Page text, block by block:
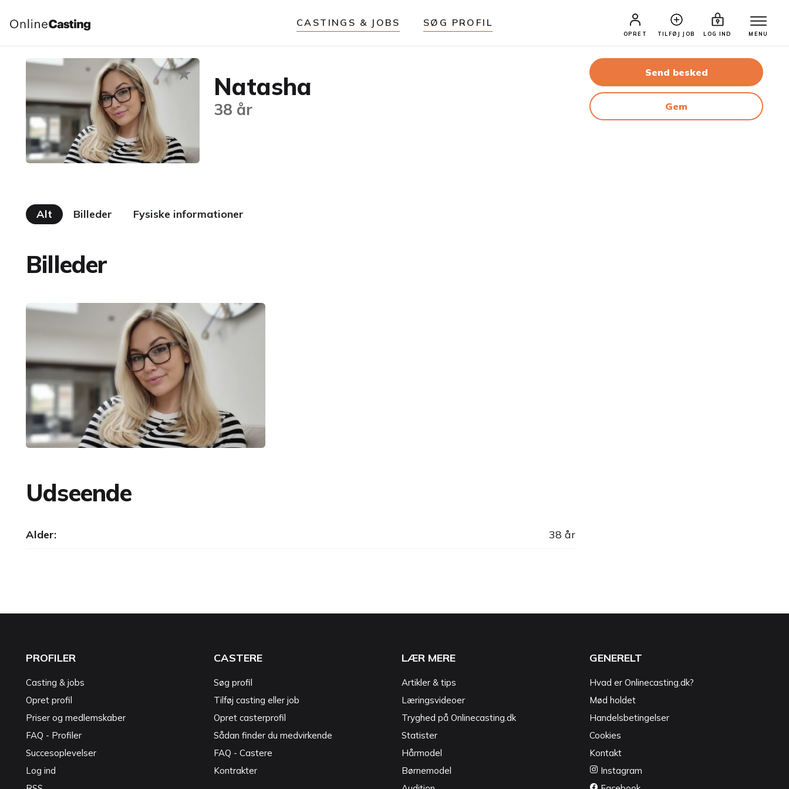
CASTINGS & JOBS SØG PROFIL
OPRET TILFØJ JOB LOG IND MENU
Natasha
38 år
Send besked
Gem
Alt Billeder Fysiske informationer
Billeder
Udseende
Alder: 38 år
PROFILER
Casting & jobs
Opret profil
Priser og medlemskaber
FAQ - Profiler
Succesoplevelser
Log ind
CASTERE
Søg profil
Tilføj casting eller job
Opret casterprofil
Sådan finder du medvirkende
FAQ - Castere
Kontrakter
LÆR MERE
Artikler & tips
Læringsvideoer
Tryghed på Onlinecasting.dk
Statister
Hårmodel
Børnemodel
GENERELT
Hvad er Onlinecasting.dk?
Mød holdet
Handelsbetingelser
Cookies
Kontakt
Instagram